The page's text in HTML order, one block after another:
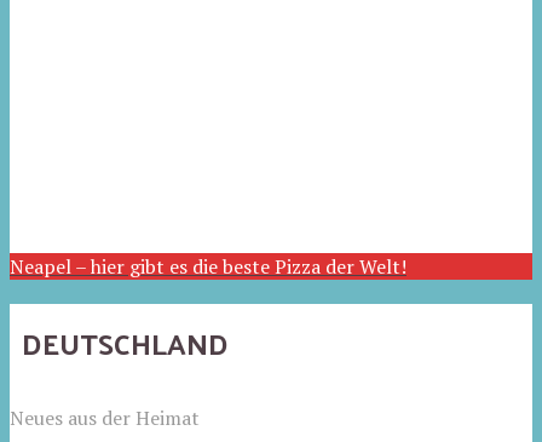
Neapel – hier gibt es die beste Pizza der Welt!
DEUTSCHLAND
Neues aus der Heimat